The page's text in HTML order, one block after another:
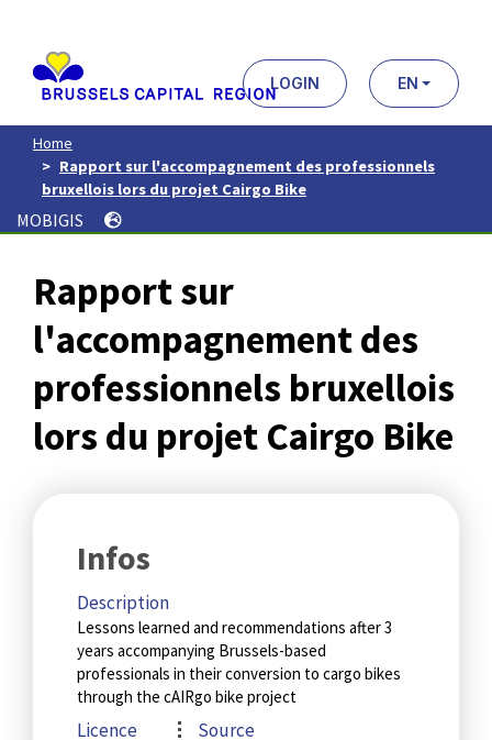
contenu
principal
LOGIN EN
Home
Rapport sur l'accompagnement des professionnels
bruxellois lors du projet Cairgo Bike
MOBIGIS
Rapport sur
l'accompagnement des
professionnels bruxellois
lors du projet Cairgo Bike
Infos
Description
Lessons learned and recommendations after 3
years accompanying Brussels-based
professionals in their conversion to cargo bikes
through the cAIRgo bike project
Licence
Source